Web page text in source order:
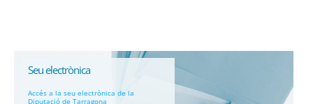
Seu electrònica
Accés a la seu electrònica de la
Diputació de Tarragona